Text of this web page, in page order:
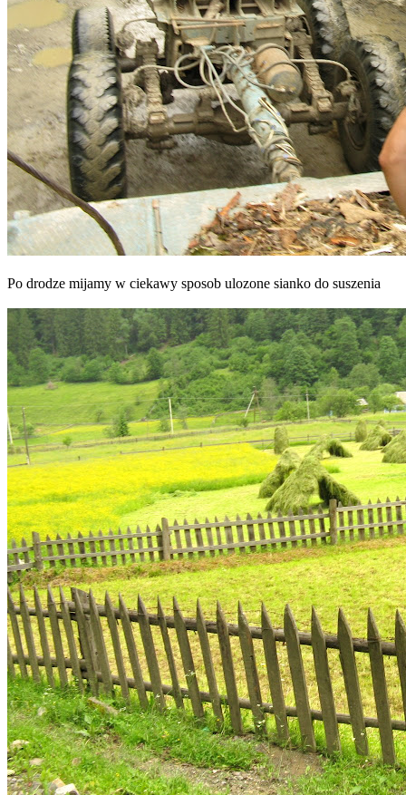
Po drodze mijamy w ciekawy sposob ulozone sianko do suszenia